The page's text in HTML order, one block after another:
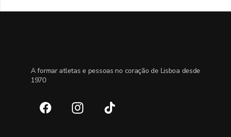
A formar atletas e pessoas no coração de Lisboa desde
1970